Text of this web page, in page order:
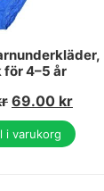
för 4–5 år
69.00 kr
i varukorg